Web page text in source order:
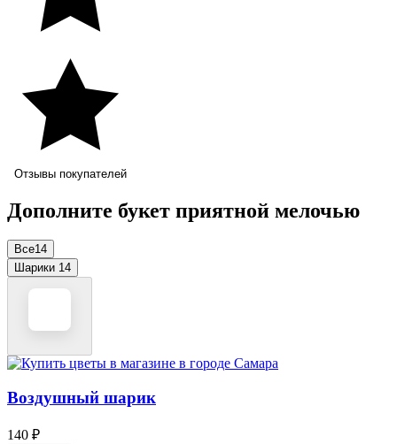
Отзывы покупателей
Дополните букет приятной мелочью
Все14
Шарики 14
Воздушный шарик
140 ₽